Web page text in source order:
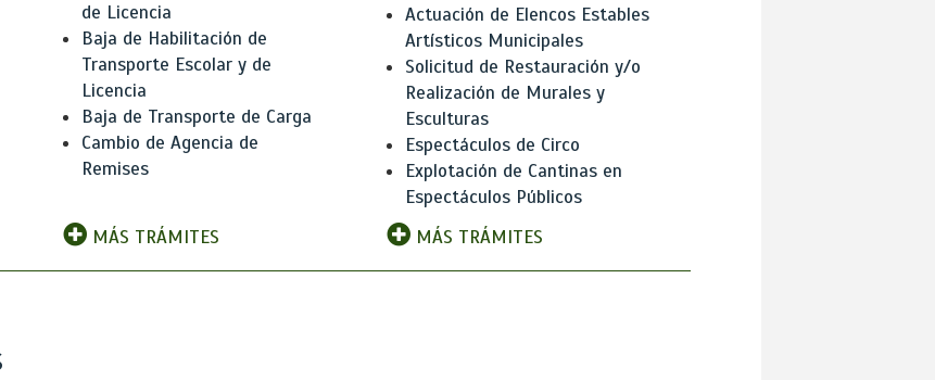
de Licencia
Baja de Habilitación de
Transporte Escolar y de
Licencia
Baja de Transporte de Carga
Cambio de Agencia de
Remises
MÁS TRÁMITES
Actuación de Elencos Estables
Artísticos Municipales
Solicitud de Restauración y/o
Realización de Murales y
Esculturas
Espectáculos de Circo
Explotación de Cantinas en
Espectáculos Públicos
MÁS TRÁMITES